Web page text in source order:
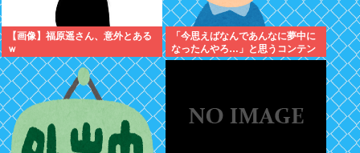
【画像】福原遥さん、意外とある
ｗ
「今思えばなんであんなに夢中に
なったんやろ…」と思うコンテン
ツ